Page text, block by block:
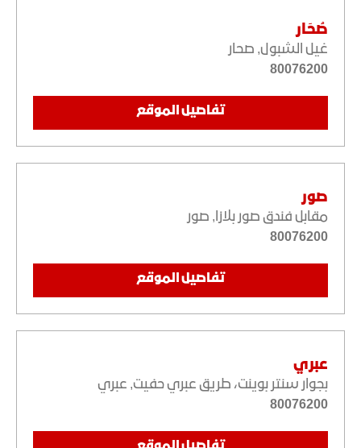
صُحَار
غيل الشبول, صحار
80076200
تفاصيل الموقع
صور
مقابل فندق صور بلازا, صور
80076200
تفاصيل الموقع
عبري
بجوار سنتر بوينت، طريق عبري حفيت, عبري
80076200